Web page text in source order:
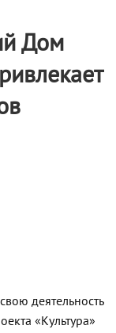
Дом
деятельность
«Культура»